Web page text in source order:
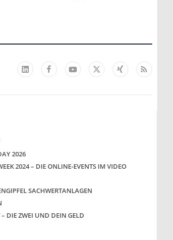
Mütterrente III Tabelle: So
pro Kind möglich
mehr
und Einkommensgrenzen
mehr
Bitcoin im Wartemodus: Fed
LinkedIn
FacebookYouTube
X
Xing Feed
2026
2024 – DIE ONLINE-EVENTS IM VIDEO
SACHWERTANLAGEN
DIE ZWEI UND DEIN GELD